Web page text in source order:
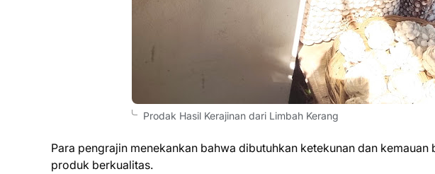
Prodak Hasil Kerajinan dari Limbah Kerang
Para pengrajin menekankan bahwa dibutuhkan ketekunan dan
produk berkualitas.